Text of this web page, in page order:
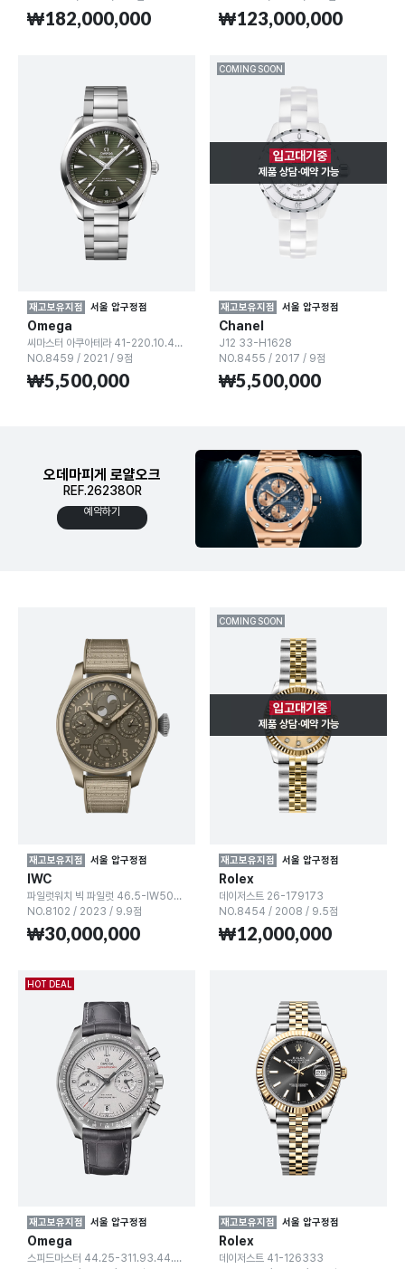
₩182,000,000 ₩123,000,000
재고보유지점 서울 압구정점
Omega
씨마스터 아쿠아테라 41-220.10.41.21.10.001
NO.8459 / 2021 / 9점
₩5,500,000
COMING SOON
입고대기중
제품 상담·예약 가능
재고보유지점 서울 압구정점
Chanel
J12 33-H1628
NO.8455 / 2017 / 9점
₩5,500,000
오데마피게 로얄오크
REF.26238OR
예약하기
재고보유지점 서울 압구정점
IWC
파일럿워치 빅 파일럿 46.5-IW503004
NO.8102 / 2023 / 9.9점
₩30,000,000
COMING SOON
입고대기중
제품 상담·예약 가능
재고보유지점 서울 압구정점
Rolex
데이저스트 26-179173
NO.8454 / 2008 / 9.5점
₩12,000,000
HOT DEAL
재고보유지점 서울 압구정점
Omega
스피드마스터 44.25-311.93.44.51.99.002
재고보유지점 서울 압구정점
Rolex
데이저스트 41-126333